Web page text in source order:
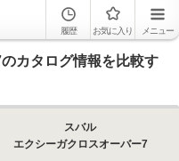
履歴 お気に入り メニュー
カタログ情報を比較す
スバル
エクシーガクロスオーバー7